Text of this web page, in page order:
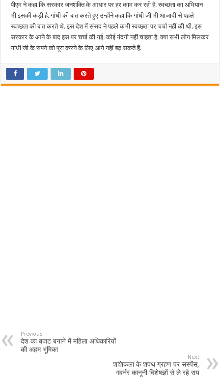
पीएम ने कहा कि सरकार जनशक्ति के आधार पर हर काम कर रही है. स्वच्छता का अभियान
भी इसकी कड़ी है. गांधी की बात करते हुए उन्होंने कहा कि गांधी जी भी आजादी से पहले
स्वच्छता की बात करते थे. इस देश में संसद ने पहले कभी स्वच्छता पर चर्चा नहीं की थी. इस
सरकार के आने के बाद इस पर चर्चा की गई. कोई गंदगी नहीं चाहता है. क्या सभी लोग मिलकर
गांधी जी के सपने को पूरा करने के लिए आगे नहीं बढ़ सकते हैं.
Previous
देश का बजट बनाने में महिला अधिकारियों
की अहम भूमिका
Next
शशिकला के शपथ ग्रहण पर सस्पेंस,
गवर्नर कानूनी विशेषज्ञों से ले रहे राय